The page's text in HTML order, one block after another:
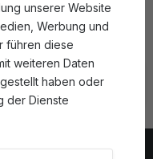
Neuigkeiten und
Newsletter.
abonnieren
unserer Website
Werbung und
führen diese
weiteren Daten
haben oder
der Dienste